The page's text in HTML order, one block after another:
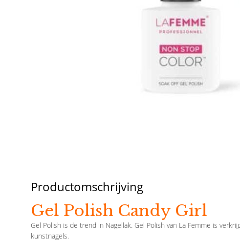
Productomschrijving
Gel Polish Candy Girl
Gel Polish is de trend in Nagellak. Gel Polish van La Femme is
kunstnagels.